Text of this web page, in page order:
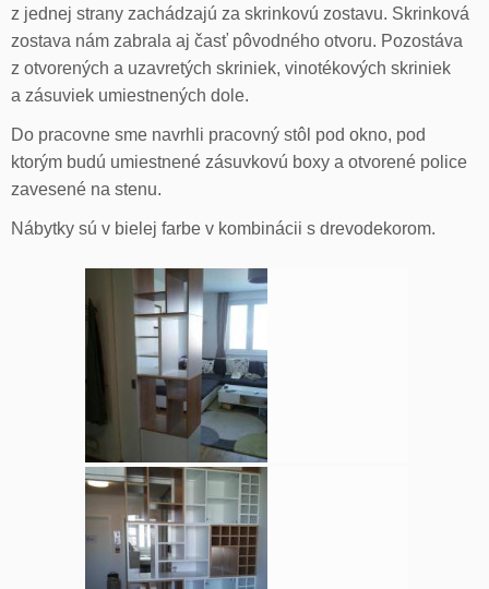
z jednej strany zachádzajú za skrinkovú zostavu. Skrinková
zostava nám zabrala aj časť pôvodného otvoru. Pozostáva
z otvorených a uzavretých skriniek, vinotékových skriniek
a zásuviek umiestnených dole.
Do pracovne sme navrhli pracovný stôl pod okno, pod
ktorým budú umiestnené zásuvkovú boxy a otvorené police
zavesené na stenu.
Nábytky sú v bielej farbe v kombinácii s drevodekorom.